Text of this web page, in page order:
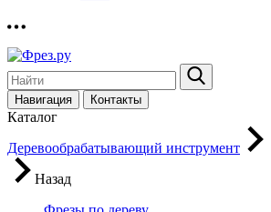
Навигация Контакты
Каталог
Деревообрабатывающий инструмент
Назад